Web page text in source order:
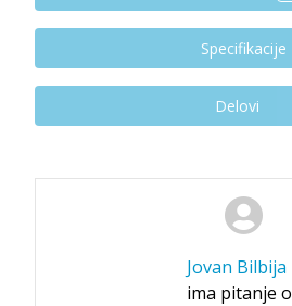
Specifikacije
Delovi
Jovan Bilbija
ima pitanje o